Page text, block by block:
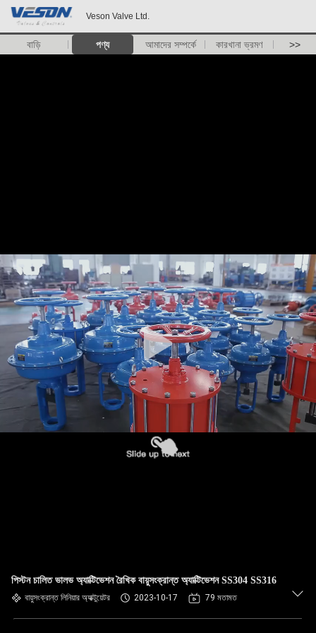
Veson Valve Ltd.
বাড়ি পণ্য আমাদের সম্পর্কে কারখানা ভ্রমণ >>
পিস্টন চালিত ভালভ অ্যাক্টিভেশন রৈখিক বায়ুসংক্রান্ত অ্যাক্টিভেশন SS304 SS316
বায়ুসংক্রান্ত লিনিয়ার অ্যাক্টুয়েটর 2023-10-17 79 মতামত